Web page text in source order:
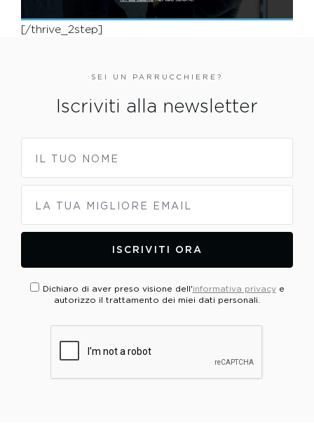
[/thrive_2step]
SEI UN PARRUCCHIERE?
Iscriviti alla newsletter
IL TUO NOME
LA TUA MIGLIORE EMAIL
ISCRIVITI ORA
Dichiaro di aver preso visione dell'informativa privacye
autorizzo il trattamento dei miei dati personali.
PLEASE VERIFY YOUR REQUEST*